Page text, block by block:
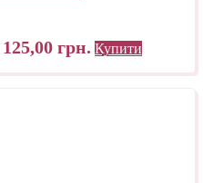
125,00 грн. Купити